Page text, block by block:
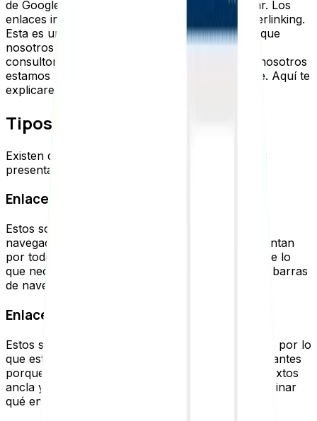
de Google y de los usuarios para poder navegar. Los
enlaces internos también se conocen como interlinking.
Esta es un área de SEO que, por alguna razón que
nosotros no llevamos a comprender, muchos
consultores SEO olvidan o dejan de lado, pero nosotros
estamos convencidos de que es muy importante. Aquí te
explicaremos por qué y cómo hacerla.
Tipos de enlaces internos
Existen dos tipos de enlaces internos. Aquí te los
presentamos:
Enlaces estructurales
Estos son los enlaces que logran que haya una
navegación principal en un sitio web. Se implementan
por toda la web y logran que el usuario encuentre lo
que necesita. Se ven en el menú principal, en las barras
de navegación o en los footer.
Enlaces contextuales
Estos son los enlaces que van dentro de un texto, por lo
que están rodeados de contexto. Son muy importantes
porque puedes jugar con los diferentes tipos de textos
ancla y porque para Google será más fácil determinar
qué enlace es gracias al contexto que lo rodea.